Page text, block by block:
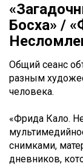
Босха» /
Общий сеанс
разным
человека.
«Фрида Кало.
снимками,
дневников,